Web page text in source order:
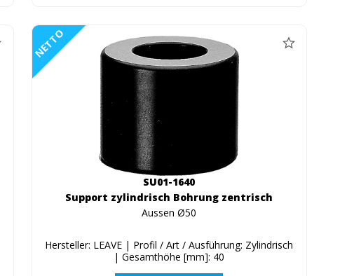
NETTO
SU01-1640
Support zylindrisch Bohrung zentrisch
Aussen Ø50
Hersteller: LEAVE | Profil / Art / Ausführung: Zylindrisch
| Gesamthöhe [mm]: 40